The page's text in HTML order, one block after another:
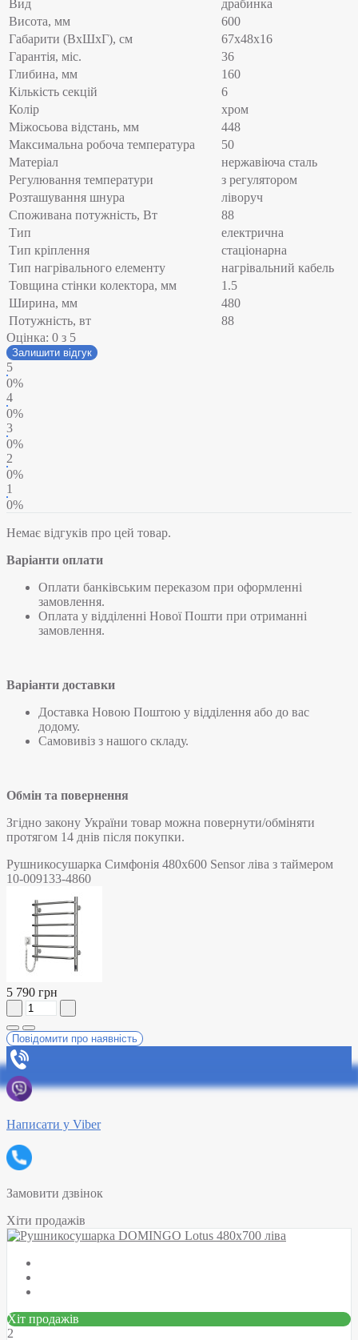
Вид
драбинка
Висота, мм
600
Габарити (ВхШхГ), см
67x48x16
Гарантія, міс.
36
Глибина, мм
160
Кількість секцій
6
Колір
хром
Міжосьова відстань, мм
448
Максимальна робоча температура
50
Матеріал
нержавіюча сталь
Регулювання температури
з регулятором
Розташування шнура
ліворуч
Споживана потужність, Вт
88
Тип
електрична
Тип кріплення
стаціонарна
Тип нагрівального елементу
нагрівальний кабель
Товщина стінки колектора, мм
1.5
Ширина, мм
480
Потужність, вт
88
Оцінка: 0 з 5
Залишити відгук
5
0%
4
0%
3
0%
2
0%
1
0%
Немає відгуків про цей товар.
Варіанти оплати
Оплати банківським переказом при оформленні
замовлення.
Оплата у відділенні Нової Пошти при отриманні
замовлення.
Варіанти доставки
Доставка Новою Поштою у відділення або до вас
додому.
Самовивіз з нашого складу.
Обмін та повернення
Згідно закону України товар можна повернути/обміняти
протягом 14 днів після покупки.
Рушникосушарка Симфонія 480х600 Sensor ліва з таймером
10-009133-4860
5 790 грн
Повідомити про наявність
Написати у Viber
Замовити дзвінок
Хіти продажів
Хіт продажів
2